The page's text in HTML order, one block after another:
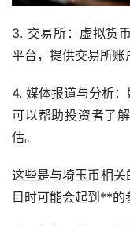
3. 交易所：虚拟货
平台，提供交易所账
4. 媒体报道与分析：
可以帮助投资者了
估。
这些是与埼玉币相
目时可能会起到**的